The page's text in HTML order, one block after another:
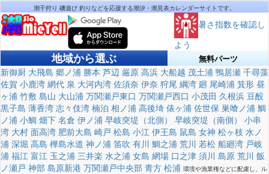
潮干狩り 磯遊び 釣りなどを応援する潮汐・潮見表カレンダーサイトです。
暑さ指数を確認し
よう
地域から選ぶ 無料パーツ
新御厨 大飛島 郷ノ浦 勝本 芦辺 厳原 高浜 大船越 茂土浦 鴨居瀬 千尋藻
佐賀 小鹿湾 網代 泉 大河内湾 佐須奈 伊奈 狩尾 綱湾 廻 尾崎浦 箕形 昼
ヶ浦 竹敷 島山 大山浦 万関瀬戸東口 万関瀬戸西口 小茂田 久根浜 豆酘
黒子島 薄香湾 志々伎湾 楠泊 相ノ浦 高後埼 俵ヶ浦 佐世保 巣喰ノ浦 鯛
ノ浦 小鯛 畑下 名倉 伊ノ浦 早岐突堤（北側） 早岐突堤（南側）
小串
湾 大村 面高湾 肥前大島 崎戸 松島 小江 伊王島 鼠島 女神 松ヶ枝 水ノ
浦 深堀 高島 樺島水道 神ノ浦 笛吹 有川 鯛之浦 荒川 若松 船廻湾 戸岐
浦 福江 富江 玉之浦 三井楽 水之浦 女島 網場 口之津 須川 島原 荒川 飯
ノ瀬戸 神部 島原新港 万関瀬戸中央部 青方 松浦 環境や漁業権などに配慮し、ル